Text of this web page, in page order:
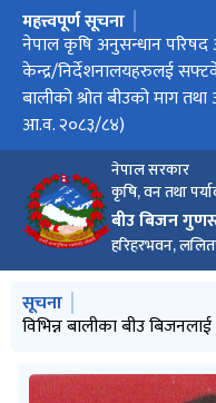
नेपाल सरकार
कृषि, वन तथा
बीउ बिजन
हरिहरभवन,
मुख्य नेभिगेसनमा जानुहोस्
महत्त्वपूर्ण सूचना
सफ्टवेयर मार्फत वासलातमा
तथा आपूर्ति विवरण प्रविष्ट
नेपाल कृषि अनुसन्धान
केन्द्र/निर्देशनालयहरुलई
बालीको श्रोत बीउको माग तथा
आ.व. २०८३/८४)
फलफूलबालीको बीउ बिजन
उपर राय सुझाव तथा
फलफूल बालीको बीउ बिजन
धान बालीको प्रजनन्, मूल तथा
मौज्दात विवरण
वासलात तयारीका लागि माग
गरिएको सूचना
सफ्टवेयर मार्फत बासलातमा
विवरण प्रविष्ट गर्ने सम्बन्धमा
नार्क अन्तरगतका केन्द्र/
वासलातमा धान बालीको श्रोत
सम्बन्धमा ।
परीक्षाफल प्रकाशन सम्बन्धी
मुख्य नेभिगेसनमा जानुहोस्
सूचना
विभिन्न बालीका बीउ